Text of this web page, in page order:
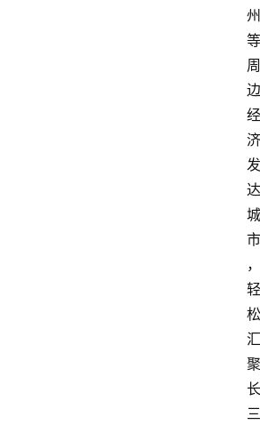
州
等
周
边
经
济
发
达
城
市
，
轻
松
汇
聚
长
三